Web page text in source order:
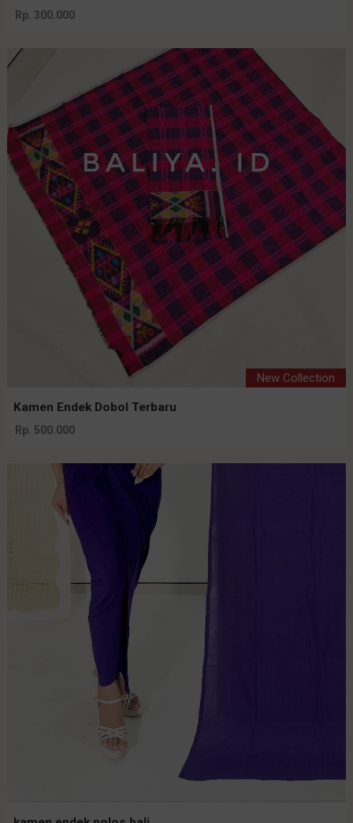
Rp. 300.000
New Collection
Kamen Endek Dobol Terbaru
Rp. 500.000